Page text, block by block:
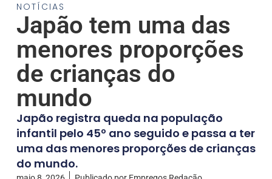
NOTÍCIAS
Japão tem uma das
menores proporções
de crianças do
mundo
Japão registra queda na população
infantil pelo 45º ano seguido e passa a ter
uma das menores proporções de crianças
do mundo.